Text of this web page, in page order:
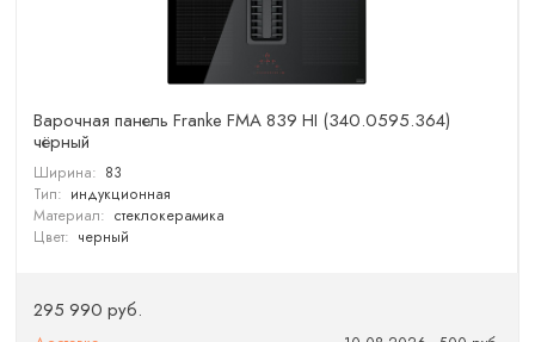
Варочная панель Franke FMA 839 HI (340.0595.364)
чёрный
Ширина: 83
Тип: индукционная
Материал: стеклокерамика
Цвет: черный
295 990 руб.